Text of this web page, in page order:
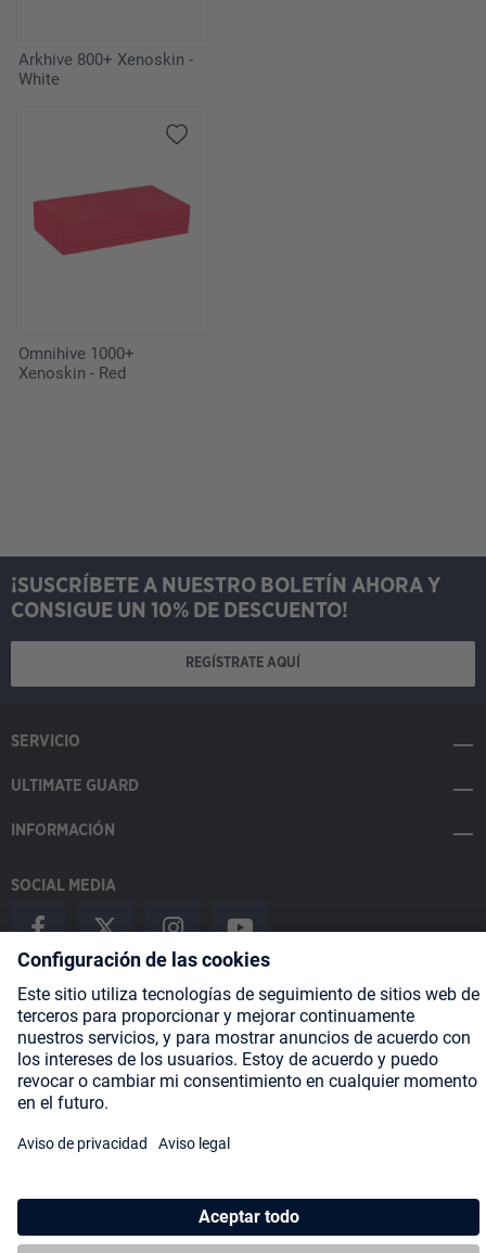
Arkhive 800+ Xenoskin -
White
Omnihive 1000+
Xenoskin - Red
¡SUSCRÍBETE A NUESTRO BOLETÍN AHORA Y
CONSIGUE UN 10% DE DESCUENTO!
REGÍSTRATE AQUÍ
SERVICIO
ULTIMATE GUARD
INFORMACIÓN
SOCIAL MEDIA
Payment Methods
Shipping
* Todos los precios incluyen IVA másgastos de envíoy posibles